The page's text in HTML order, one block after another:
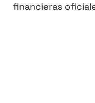
financieras